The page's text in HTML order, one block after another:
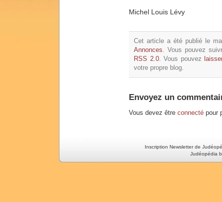
Michel Louis Lévy
Cet article a été publié le
Annonces . Vous pouvez
RSS 2.0. Vous pouvez
votre propre blog.
Envoyez un
Vous devez être connecté pour
Inscription Newsletter de
Judéopédia